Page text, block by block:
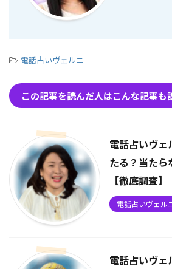
-電話占いヴェルニ
この記事を読んだ人はこんな記事も
電話占いヴェ
たる？当たら
【徹底調査】
電話占いヴェル
電話占いヴェ